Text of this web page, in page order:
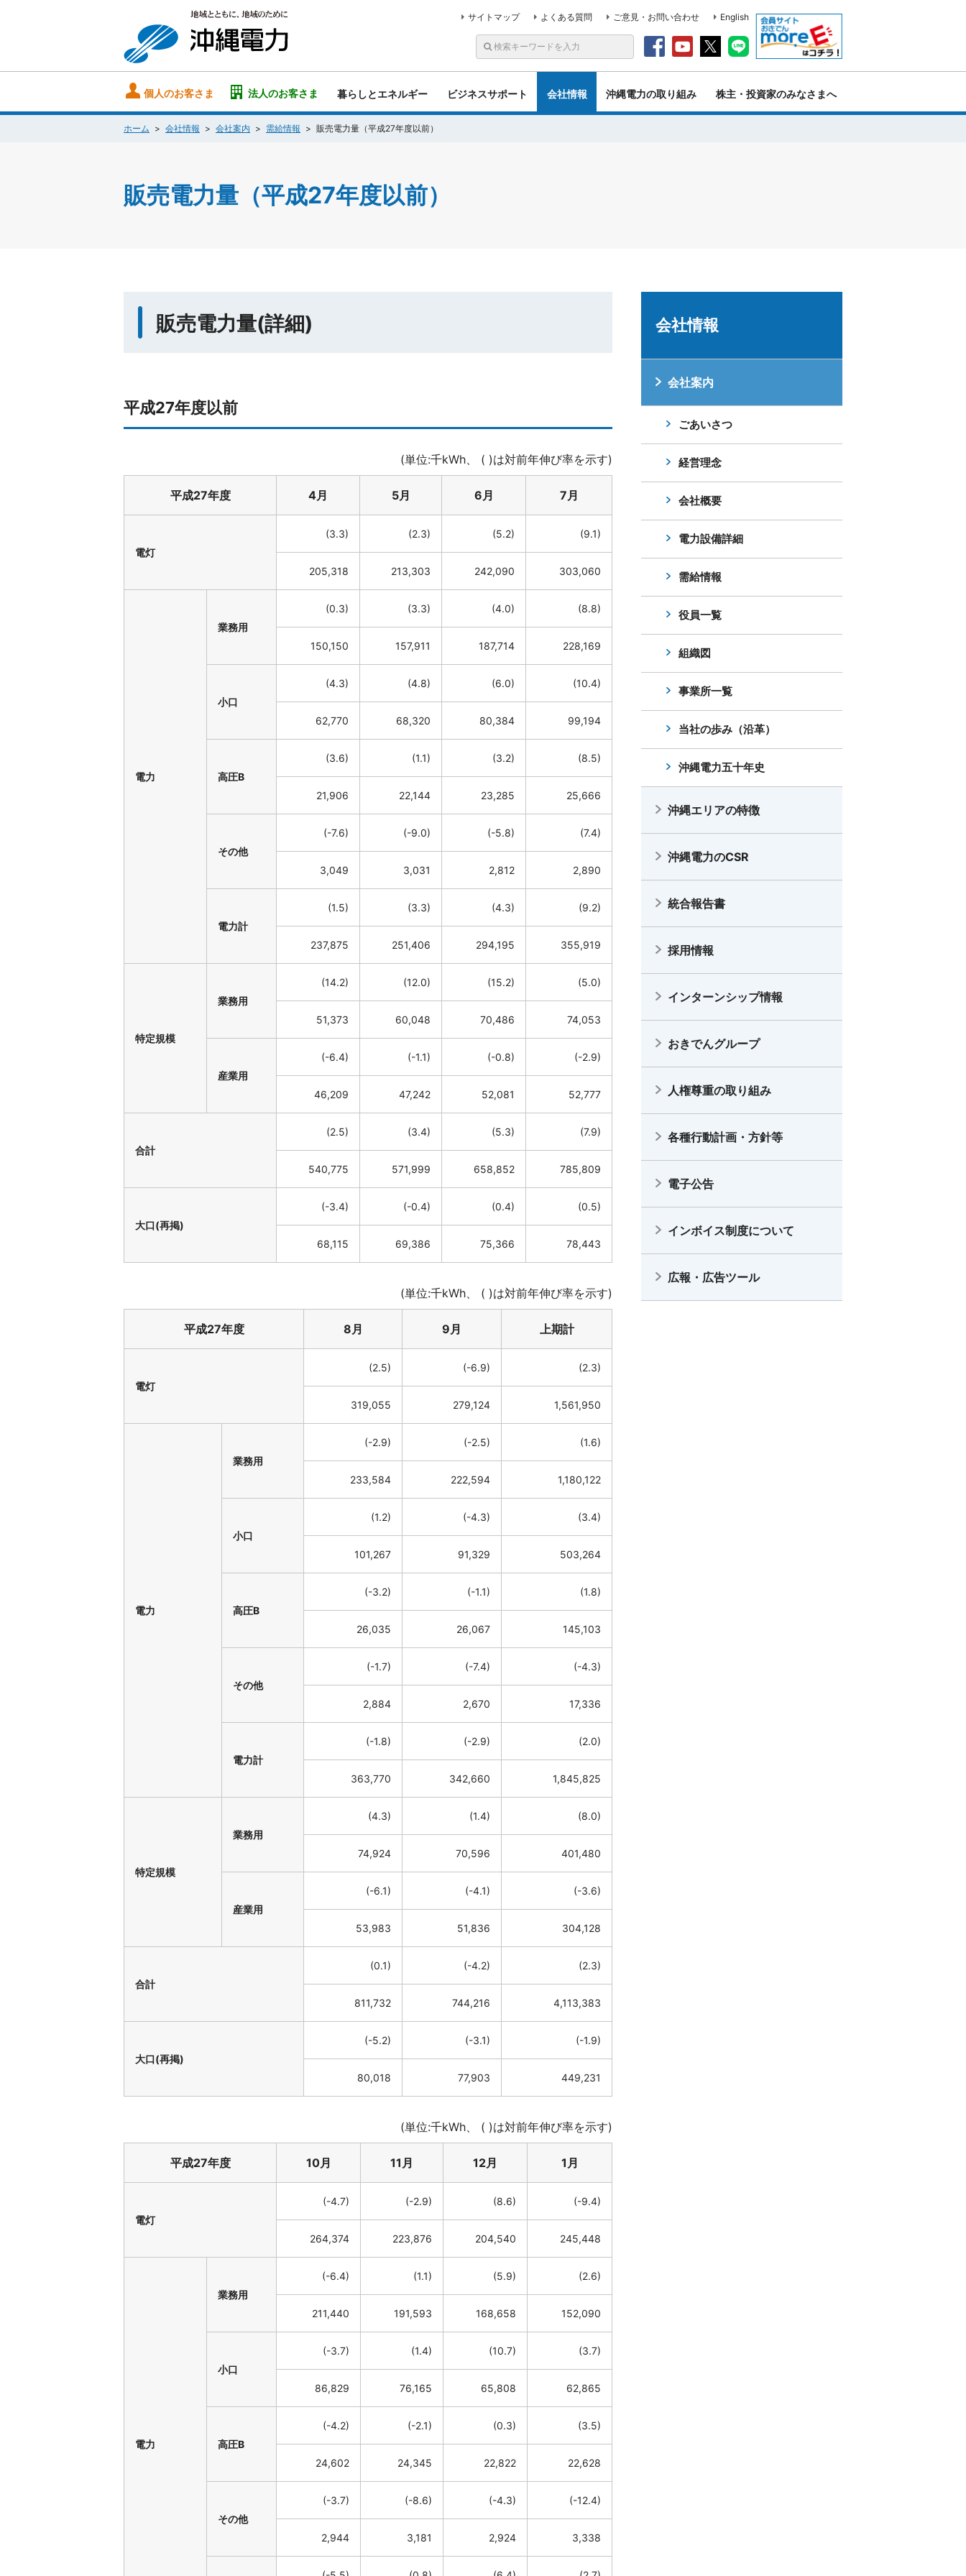
サイトマップ よくある質問 ご意見・お問い合わせ English
個人のお客さま 法人のお客さま 暮らしとエネルギー ビジネスサポート 会社情報 沖縄電力の取り組み 株主・投資家のみなさまへ
ホーム 会社情報 会社案内 需給情報 販売電力量（平成27年度以前）
販売電力量（平成27年度以前）
販売電力量(詳細)
平成27年度以前
(単位:千kWh、 ( )は対前年伸び率を示す)
平成27年度 4月 5月 6月 7月
電灯
(3.3) (2.3) (5.2) (9.1)
205,318 213,303 242,090 303,060
電力
業務用
(0.3) (3.3) (4.0) (8.8)
150,150 157,911 187,714 228,169
小口
(4.3) (4.8) (6.0) (10.4)
62,770 68,320 80,384 99,194
高圧B
(3.6) (1.1) (3.2) (8.5)
21,906 22,144 23,285 25,666
その他
(-7.6) (-9.0) (-5.8) (7.4)
3,049 3,031 2,812 2,890
電力計
(1.5) (3.3) (4.3) (9.2)
237,875 251,406 294,195 355,919
特定規模
業務用
(14.2) (12.0) (15.2) (5.0)
51,373 60,048 70,486 74,053
産業用
(-6.4) (-1.1) (-0.8) (-2.9)
46,209 47,242 52,081 52,777
合計
(2.5) (3.4) (5.3) (7.9)
540,775 571,999 658,852 785,809
大口(再掲)
(-3.4) (-0.4) (0.4) (0.5)
68,115 69,386 75,366 78,443
(単位:千kWh、 ( )は対前年伸び率を示す)
平成27年度 8月 9月 上期計
電灯
(2.5) (-6.9) (2.3)
319,055 279,124 1,561,950
電力
業務用
(-2.9) (-2.5) (1.6)
233,584 222,594 1,180,122
小口
(1.2) (-4.3) (3.4)
101,267 91,329 503,264
高圧B
(-3.2) (-1.1) (1.8)
26,035 26,067 145,103
その他
(-1.7) (-7.4) (-4.3)
2,884 2,670 17,336
電力計
(-1.8) (-2.9) (2.0)
363,770 342,660 1,845,825
特定規模
業務用
(4.3) (1.4) (8.0)
74,924 70,596 401,480
産業用
(-6.1) (-4.1) (-3.6)
53,983 51,836 304,128
合計
(0.1) (-4.2) (2.3)
811,732 744,216 4,113,383
大口(再掲)
(-5.2) (-3.1) (-1.9)
80,018 77,903 449,231
(単位:千kWh、 ( )は対前年伸び率を示す)
平成27年度 10月 11月 12月 1月
電灯
(-4.7) (-2.9) (8.6) (-9.4)
264,374 223,876 204,540 245,448
電力
業務用
(-6.4) (1.1) (5.9) (2.6)
211,440 191,593 168,658 152,090
小口
(-3.7) (1.4) (10.7) (3.7)
86,829 76,165 65,808 62,865
高圧B
(-4.2) (-2.1) (0.3) (3.5)
24,602 24,345 22,822 22,628
その他
(-3.7) (-8.6) (-4.3) (-12.4)
2,944 3,181 2,924 3,338
会社情報
会社案内
ごあいさつ
経営理念
会社概要
電力設備詳細
需給情報
役員一覧
組織図
事業所一覧
当社の歩み（沿革）
沖縄電力五十年史
沖縄エリアの特徴
沖縄電力のCSR
統合報告書
採用情報
インターンシップ情報
おきでんグループ
人権尊重の取り組み
各種行動計画・方針等
電子公告
インボイス制度について
広報・広告ツール